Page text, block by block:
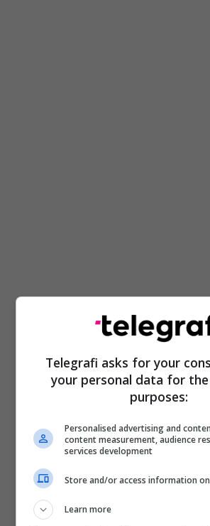
Telegrafi asks for your
your personal data for
purposes:
Personalised advertising and
content measurement, audience
services development
Store and/or access information
Learn more